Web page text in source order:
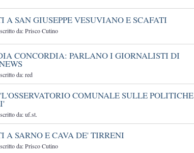
A SAN GIUSEPPE VESUVIANO E SCAFATI
scritto da: Prisco Cutino
CONCORDIA: PARLANO I GIORNALISTI DI
scritto da: red
COMUNALE SULLE POLITICHE
scritto da: uf.st.
A SARNO E CAVA DE' TIRRENI
scritto da: Prisco Cutino